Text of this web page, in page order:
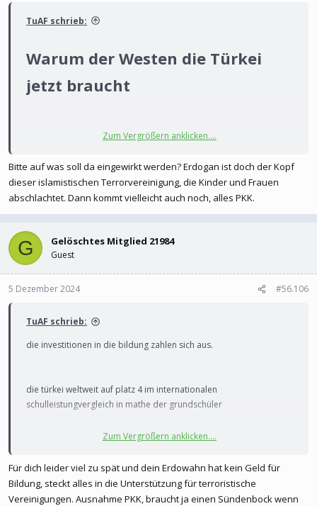
TuAF schrieb:
Warum der Westen die Türkei
jetzt braucht​
Europäer und Amerikaner sollten über den türkischen Präsidenten
Sonst drohen erneute Vertreibung und die Rückkehr des Terrors.
Präsidenten Erdoğan versuchen, auf die Konfliktparteien in
Syrien einzuwirken. Sonst drohen erneute Vertreibung und die
Rückkehr des Terrors.
www.spiegel.de
Zum Vergrößern anklicken....
Bitte auf was soll da eingewirkt werden? Erdogan ist doch der Kopf
dieser islamistischen Terrorvereinigung, die Kinder und Frauen
abschlachtet. Dann kommt vielleicht auch noch, alles PKK.
G Gelöschtes Mitglied 21984
Guest
5 Dezember 2024 #56.106
TuAF schrieb:
die investitionen in die bildung zahlen sich aus.
die türkei weltweit auf platz 4 im internationalen
schulleistungvergleich in mathe der grundschüler
Zum Vergrößern anklicken....
Für dich leider viel zu spät und dein Erdowahn hat kein Geld für
Bildung, steckt alles in die Unterstützung für terroristische
Vereinigungen. Ausnahme PKK, braucht ja einen Sündenbock wenn